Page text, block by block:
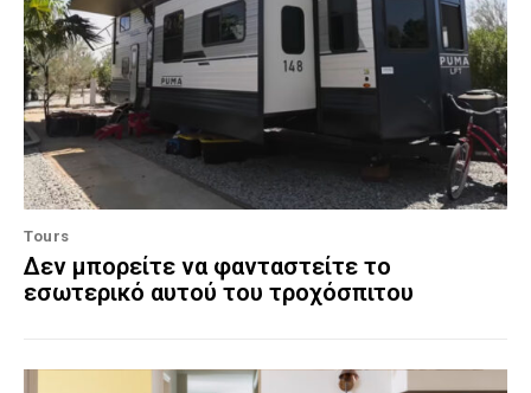
Tours
Δεν μπορείτε να φανταστείτε το
εσωτερικό αυτού του τροχόσπιτου